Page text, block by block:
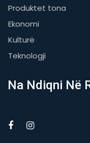
Produktet tona
Ekonomi
Kulturë
Teknologji
Na Ndiqni Në